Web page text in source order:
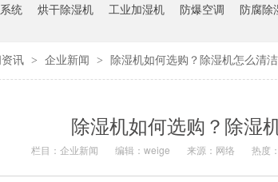
统 烘干除湿机 工业加湿机 防爆空调 防腐除
讯 > 企业新闻 > 除湿机如何选购？除湿机怎么清
除湿机如何选购？除湿
栏目： 企业新闻 编辑：weige 来源：网络 热度：